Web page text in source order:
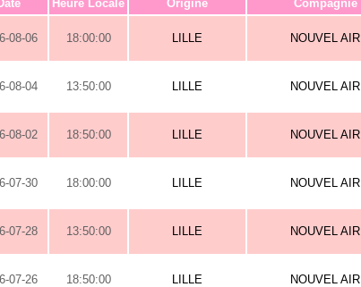
Heure Locale Origine Compagnie
08-06 18:00:00 LILLE NOUVEL AIR
08-04 13:50:00 LILLE NOUVEL AIR
08-02 18:50:00 LILLE NOUVEL AIR
07-30 18:00:00 LILLE NOUVEL AIR
07-28 13:50:00 LILLE NOUVEL AIR
07-26 18:50:00 LILLE NOUVEL AIR